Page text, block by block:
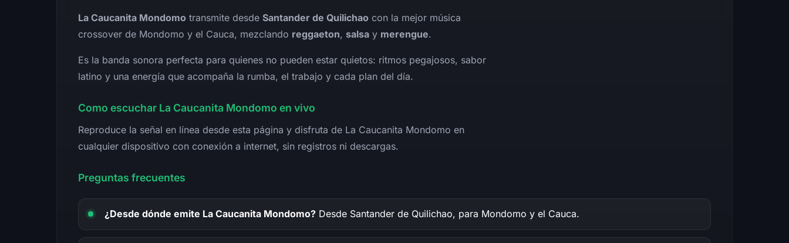
La Caucanita Mondomo transmite desde Santander de Quilichao con la mejor música
crossover de Mondomo y el Cauca, mezclando reggaeton, salsa y merengue.
Es la banda sonora perfecta para quienes no pueden estar quietos: ritmos pegajosos, sabor
latino y una energía que acompaña la rumba, el trabajo y cada plan del día.
Como escuchar La Caucanita Mondomo en vivo
Reproduce la señal en línea desde esta página y disfruta de La Caucanita Mondomo en
cualquier dispositivo con conexión a internet, sin registros ni descargas.
Preguntas frecuentes
¿Desde dónde emite La Caucanita Mondomo? Desde Santander de Quilichao, para Mondomo y el Cauca.